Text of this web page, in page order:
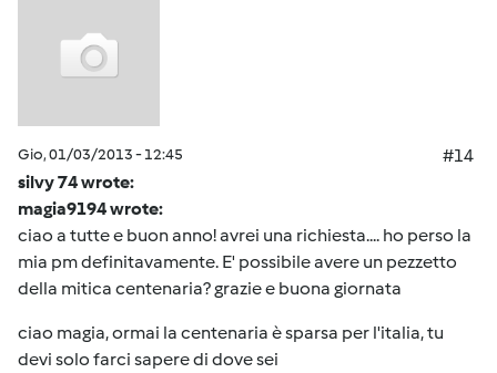
Gio, 01/03/2013 - 12:45
#14
silvy 74 wrote:
magia9194 wrote:
ciao a tutte e buon anno! avrei una richiesta.... ho perso la
mia pm definitavamente. E' possibile avere un pezzetto
della mitica centenaria? grazie e buona giornata
ciao magia, ormai la centenaria è sparsa per l'italia, tu
devi solo farci sapere di dove sei